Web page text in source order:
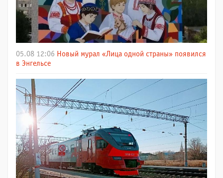
05.08 12:06 Новый мурал «Лица одной страны» появился
в Энгельсе